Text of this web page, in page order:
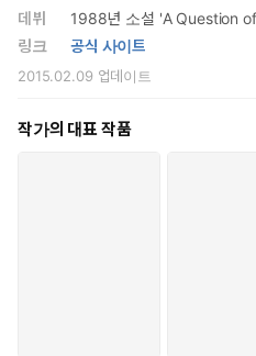
그는 대답 대신 천천히 아내의 곁으
“이것 때문에 당신을 부른 거지.”
로크가 낮게 중얼거리며 길고 따스
데뷔
1988년 소설 'A Question
링크
공식 사이트
2015.02.09 업데이트
작가의 대표 작품